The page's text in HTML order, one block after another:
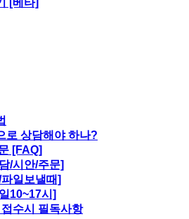
[베타]
로 상담해야 하나?
[FAQ]
/시안/주문]
일보낼때]
10~17시]
수시 필독사항